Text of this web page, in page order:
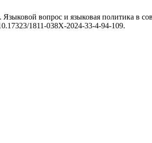
вопрос и языковая политика в
1811-038X-2024-33-4-94-109.